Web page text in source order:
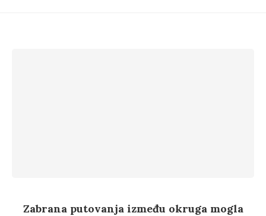
Zabrana putovanja između okruga mogla